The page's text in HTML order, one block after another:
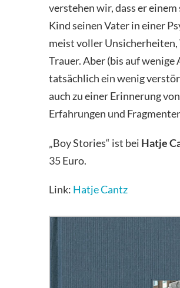
verstehen wir, dass er
Kind seinen Vater in einer
meist voller
Trauer. Aber (bis auf wenige
tatsächlich ein wenig
auch zu einer Erinnerung
Erfahrungen und
„Boy Stories“ ist bei Hatje
35 Euro.
Link: Hatje Cantz